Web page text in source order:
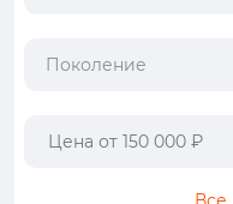
Поколение